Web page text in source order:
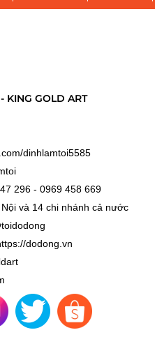
KING GOLD ART
dinhlamtoi5585
296 - 0969 458 669
và 14 chi nhánh cả nước
dodong.vn